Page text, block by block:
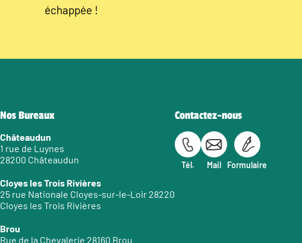
échappée !
Nos Bureaux
Châteaudun
1 rue de Luynes
28200 Châteaudun
Cloyes les Trois Rivières
25 rue Nationale Cloyes-sur-le-Loir 28220
Cloyes les Trois Rivières
Brou
Rue de la Chevalerie 28160 Brou
Contactez-nous
Tél. Mail Formulaire